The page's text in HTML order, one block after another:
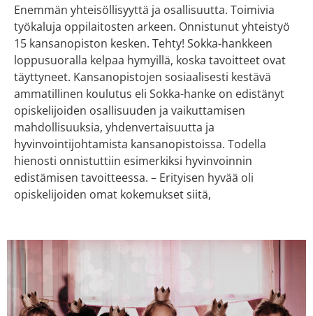
Enemmän yhteisöllisyyttä ja osallisuutta. Toimivia
työkaluja oppilaitosten arkeen. Onnistunut yhteistyö
15 kansanopiston kesken. Tehty! Sokka-hankkeen
loppusuoralla kelpaa hymyillä, koska tavoitteet ovat
täyttyneet. Kansanopistojen sosiaalisesti kestävä
ammatillinen koulutus eli Sokka-hanke on edistänyt
opiskelijoiden osallisuuden ja vaikuttamisen
mahdollisuuksia, yhdenvertaisuutta ja
hyvinvointijohtamista kansanopistoissa. Todella
hienosti onnistuttiin esimerkiksi hyvinvoinnin
edistämisen tavoitteessa. – Erityisen hyvää oli
opiskelijoiden omat kokemukset siitä,